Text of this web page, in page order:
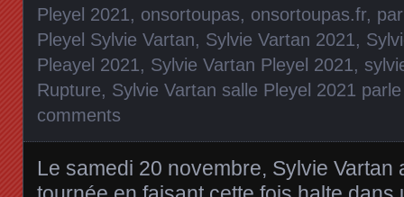
Pleyel 2021, onsortoupas, onsortoupas.fr,
Pleyel Sylvie Vartan, Sylvie Vartan 2021,
Pleayel 2021, Sylvie Vartan Pleyel 2021,
Rupture, Sylvie Vartan salle Pleyel 2021
comments
Le samedi 20 novembre, Sylvie Vartan